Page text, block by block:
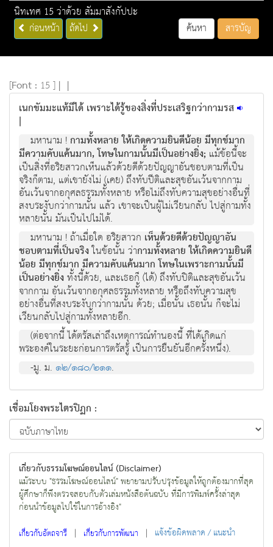
นิทเทศ 15 ว่าด้วย สัมมาสังกัปปะ
ก่อนหน้า ถัดไป ค้นหา สารบัญ
[Font : 15 ] | |
เนกขัมมะแท้มีได้ เพราะได้รู้ของสิ่งที่ประเสริฐกว่ากามรส
|
มหานาม !กามทั้งหลาย ให้เกิดความยินดีน้อย มีทุกข์มาก
มีความคับแค้นมาก, โทษในกามนั้นมีเป็นอย่างยิ่ง; แม้ข้อนี้จะ
เป็นสิ่งที่อริยสาวกเห็นแล้วด้วยดีด้วยปัญญาอันชอบตามที่เป็น
จริงก็ตาม, แต่เขายังไม่ (เคย) ถึงทับปีติและสุขอันเว้นจากกาม
อันเว้นจากอกุศลธรรมทั้งหลาย หรือไม่ถึงทับความสุขอย่างอื่นที่
สงบระงับกว่ากามนั้น แล้ว เขาจะเป็นผู้ไม่เวียนกลับ ไปสู่กามทั้ง
หลายนั้น มันเป็นไปไม่ได้.
มหานาม ! ถ้าเมื่อใด อริยสาวก เห็นด้วยดีด้วยปัญญาอัน
ชอบตามที่เป็นจริงในข้อนั้น ว่ากามทั้งหลาย ให้เกิดความยินดี
น้อย มีทุกข์มาก มีความคับแค้นมาก โทษในเพราะกามนั้นมี
เป็นอย่างยิ่งทั้งนี้ด้วย, และเธอก็ (ได้) ถึงทับปิติและสุขอันเว้น
จากกาม อันเว้นจากอกุศลธรรมทั้งหลาย หรือถึงทับความสุข
อย่างอื่นที่สงบระงับกว่ากามนั้น ด้วย; เมื่อนั้น เธอนั้น ก็จะไม่
เวียนกลับไปสู่กามทั้งหลายอีก.
(ต่อจากนี้ ได้ตรัสเล่าถึงเหตุการณ์ทำนองนี้ ที่ได้เกิดแก่
พระองค์ในระยะก่อนการตรัสรู้ เป็นการยืนยันอีกครั้งหนึ่ง).
-มู. ม.๑๒/๑๘๐/๒๑๑.
เชื่อมโยงพระไตรปิฏก :
เกี่ยวกับธรรมโฆษณ์ออนไลน์ (Disclaimer)
แม้ระบบ "ธรรมโฆษณ์ออนไลน์" พยายามปรับปรุงข้อมูลให้ถูกต้องมากที่สุด
ผู้ศึกษาก็พึงตรวจสอบกับตัวเล่มหนังสือต้นฉบับ ที่มีการพิมพ์ครั้งล่าสุด
ก่อนนำข้อมูลไปใช้ในการอ้างอิง"
เกี่ยวกับอัตถจารี | เกี่ยวกับการพัฒนา | แจ้งข้อผิดพลาด / แนะนำ